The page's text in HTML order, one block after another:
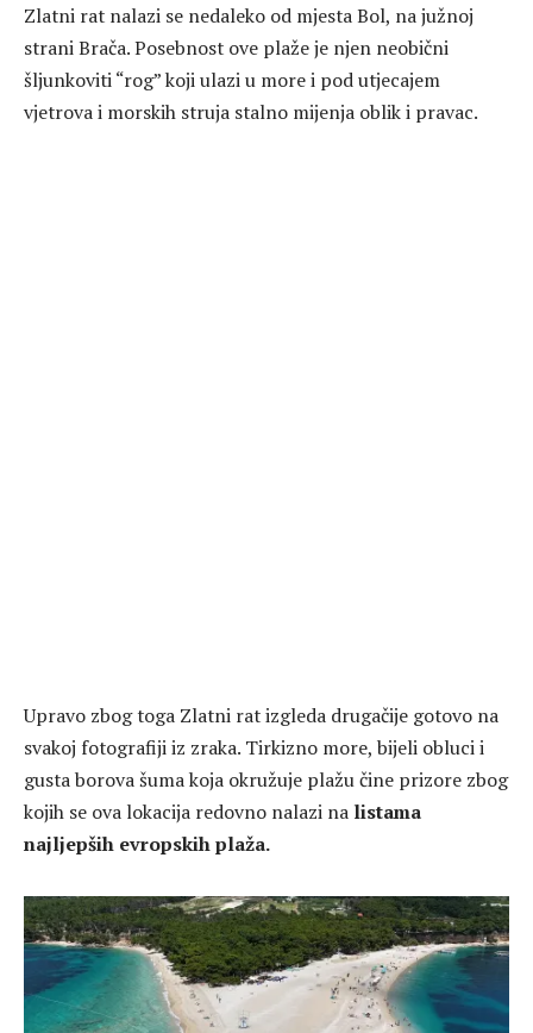
Zlatni rat nalazi se nedaleko od mjesta Bol, na južnoj
strani Brača. Posebnost ove plaže je njen neobični
šljunkoviti “rog” koji ulazi u more i pod utjecajem
vjetrova i morskih struja stalno mijenja oblik i pravac.
Upravo zbog toga Zlatni rat izgleda drugačije gotovo na
svakoj fotografiji iz zraka. Tirkizno more, bijeli obluci i
gusta borova šuma koja okružuje plažu čine prizore zbog
kojih se ova lokacija redovno nalazi na listama
najljepših evropskih plaža.